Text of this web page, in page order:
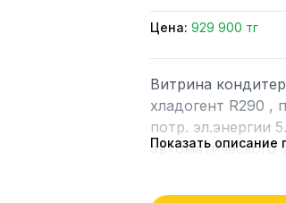
Цена: 929 900 тг
Витрина
хладогент R290 ,
потр. эл.энергии
автоматического
полки - доп.
Показать описание